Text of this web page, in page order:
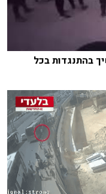
בהתנגדות בכל